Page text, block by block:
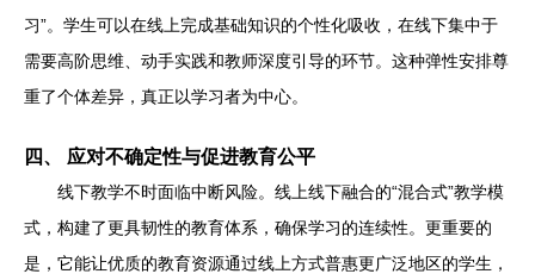
习”。学生可以在线上完成基础知识的个性化吸收，在线下集中于
需要高阶思维、动手实践和教师深度引导的环节。这种弹性安排尊
重了个体差异，真正以学习者为中心。
四、 应对不确定性与促进教育公平
线下教学不时面临中断风险。线上线下融合的“混合式”教学模
式，构建了更具韧性的教育体系，确保学习的连续性。更重要的
是，它能让优质的教育资源通过线上方式普惠更广泛地区的学生，